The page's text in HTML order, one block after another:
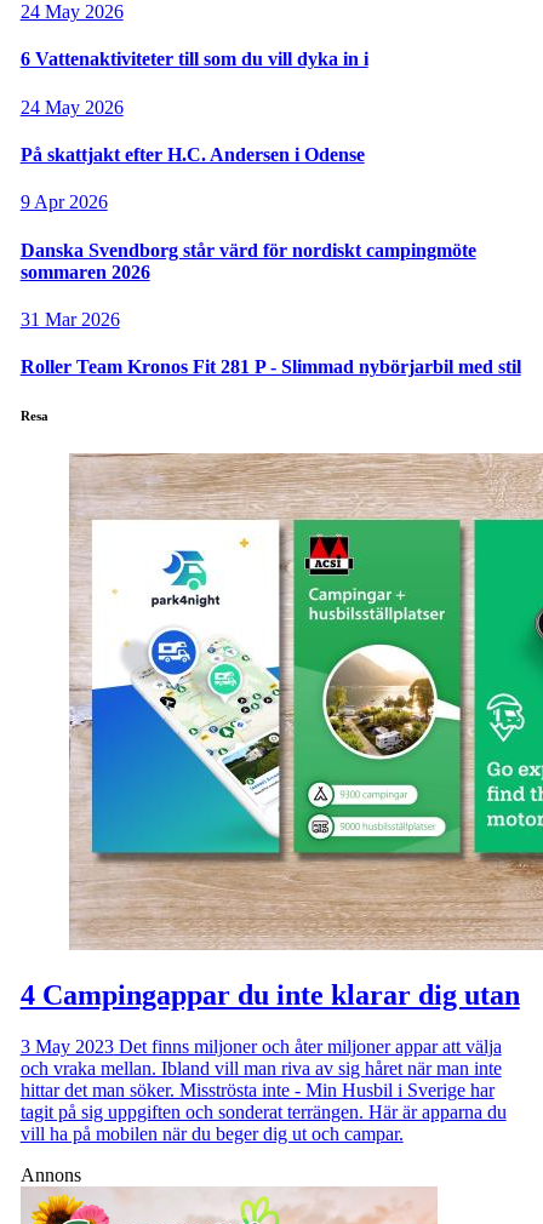
24 May 2026
6 Vattenaktiviteter till som du vill dyka in i
24 May 2026
På skattjakt efter H.C. Andersen i Odense
9 Apr 2026
Danska Svendborg står värd för nordiskt campingmöte
sommaren 2026
31 Mar 2026
Roller Team Kronos Fit 281 P - Slimmad nybörjarbil med stil
Resa
4 Campingappar du inte klarar dig utan
3 May 2023Det finns miljoner och åter miljoner appar att välja
och vraka mellan. Ibland vill man riva av sig håret när man inte
hittar det man söker. Misströsta inte - Min Husbil i Sverige har
tagit på sig uppgiften och sonderat terrängen. Här är apparna du
vill ha på mobilen när du beger dig ut och campar.
Annons